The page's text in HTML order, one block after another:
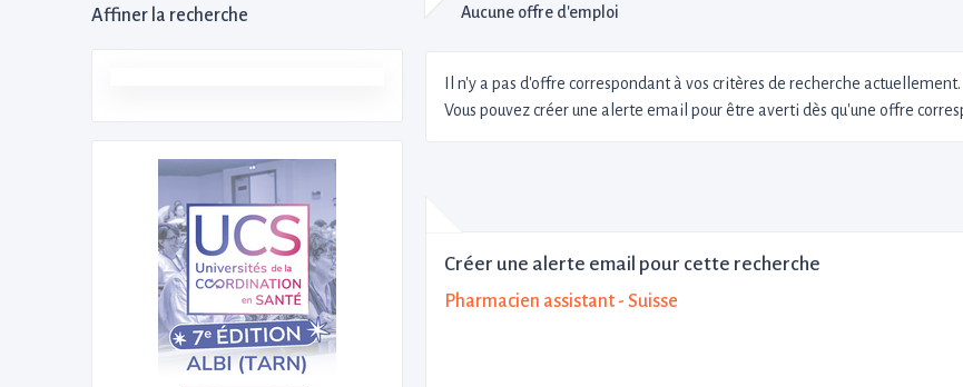
Affiner la recherche Aucune offre d'emploi
Il n'y a pas d'offre correspondant à vos critères de recherche actuellement.
Vous pouvez créer une alerte email pour être averti dès qu'une offre
Créer une alerte email pour cette recherche
Pharmacien assistant - Suisse